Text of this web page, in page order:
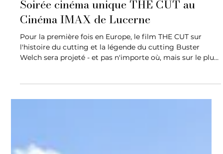
Events
Soirée cinéma unique THE CUT au
Cinéma IMAX de Lucerne
Pour la première fois en Europe, le film THE CUT sur